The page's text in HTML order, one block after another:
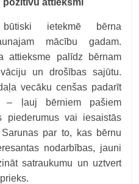
attieksmi
ietekmē bērna
mācību gadam.
attieksme palīdz bērnam
un drošības sajūtu.
vecāku cenšas padarīt
– ļauj bērniem pašiem
piederumus vai iesaistās
par to, kas bērnu
nodarbības, jauni
satraukumu un uztvert